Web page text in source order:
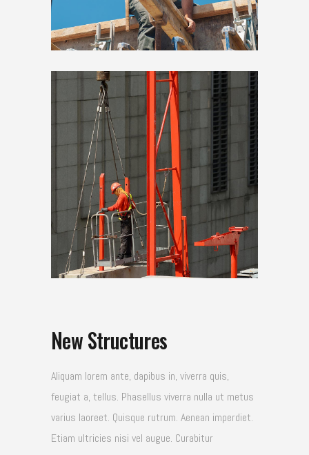
New Structures
Aliquam lorem ante, dapibus in, viverra quis,
feugiat a, tellus. Phasellus viverra nulla ut metus
varius laoreet. Quisque rutrum. Aenean imperdiet.
Etiam ultricies nisi vel augue. Curabitur